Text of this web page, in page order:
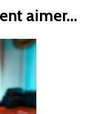
aimer...